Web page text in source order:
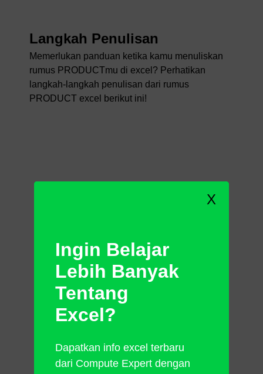
Langkah Penulisan
Memerlukan panduan ketika kamu menuliskan
rumus PRODUCTmu di excel? Perhatikan
langkah-langkah penulisan dari rumus
PRODUCT excel berikut ini!
Ketik tanda sama dengan ( = )
tempat kamu ingin menaruh hasil
X
Ingin Belajar
Lebih Banyak
Tentang
Excel?
Dapatkan info excel terbaru
dari Compute Expert dengan